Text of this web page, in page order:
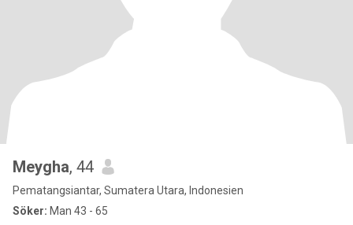
Meygha, 44
Pematangsiantar, Sumatera Utara, Indonesien
Söker: Man 43 - 65